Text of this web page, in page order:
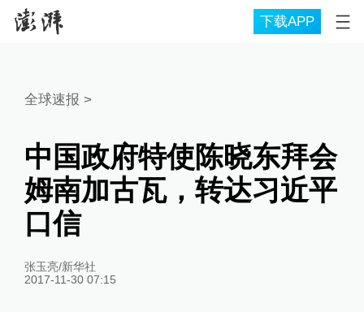
下载APP
全球速报 >
中国政府特使陈晓东拜会
姆南加古瓦，转达习近平
口信
张玉亮/新华社
2017-11-30 07:15